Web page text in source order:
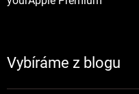
Vybíráme z blogu